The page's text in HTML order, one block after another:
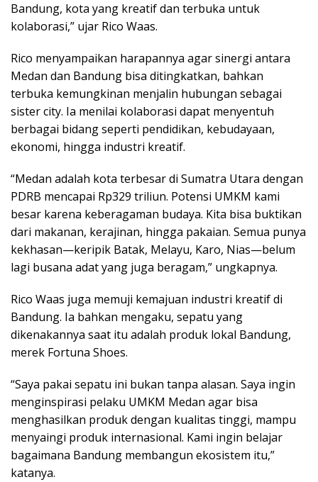
Bandung, kota yang kreatif dan terbuka untuk
kolaborasi,” ujar Rico Waas.
Rico menyampaikan harapannya agar sinergi antara
Medan dan Bandung bisa ditingkatkan, bahkan
terbuka kemungkinan menjalin hubungan sebagai
sister city. Ia menilai kolaborasi dapat menyentuh
berbagai bidang seperti pendidikan, kebudayaan,
ekonomi, hingga industri kreatif.
“Medan adalah kota terbesar di Sumatra Utara dengan
PDRB mencapai Rp329 triliun. Potensi UMKM kami
besar karena keberagaman budaya. Kita bisa buktikan
dari makanan, kerajinan, hingga pakaian. Semua punya
kekhasan—keripik Batak, Melayu, Karo, Nias—belum
lagi busana adat yang juga beragam,” ungkapnya.
Rico Waas juga memuji kemajuan industri kreatif di
Bandung. Ia bahkan mengaku, sepatu yang
dikenakannya saat itu adalah produk lokal Bandung,
merek Fortuna Shoes.
“Saya pakai sepatu ini bukan tanpa alasan. Saya ingin
menginspirasi pelaku UMKM Medan agar bisa
menghasilkan produk dengan kualitas tinggi, mampu
menyaingi produk internasional. Kami ingin belajar
bagaimana Bandung membangun ekosistem itu,”
katanya.